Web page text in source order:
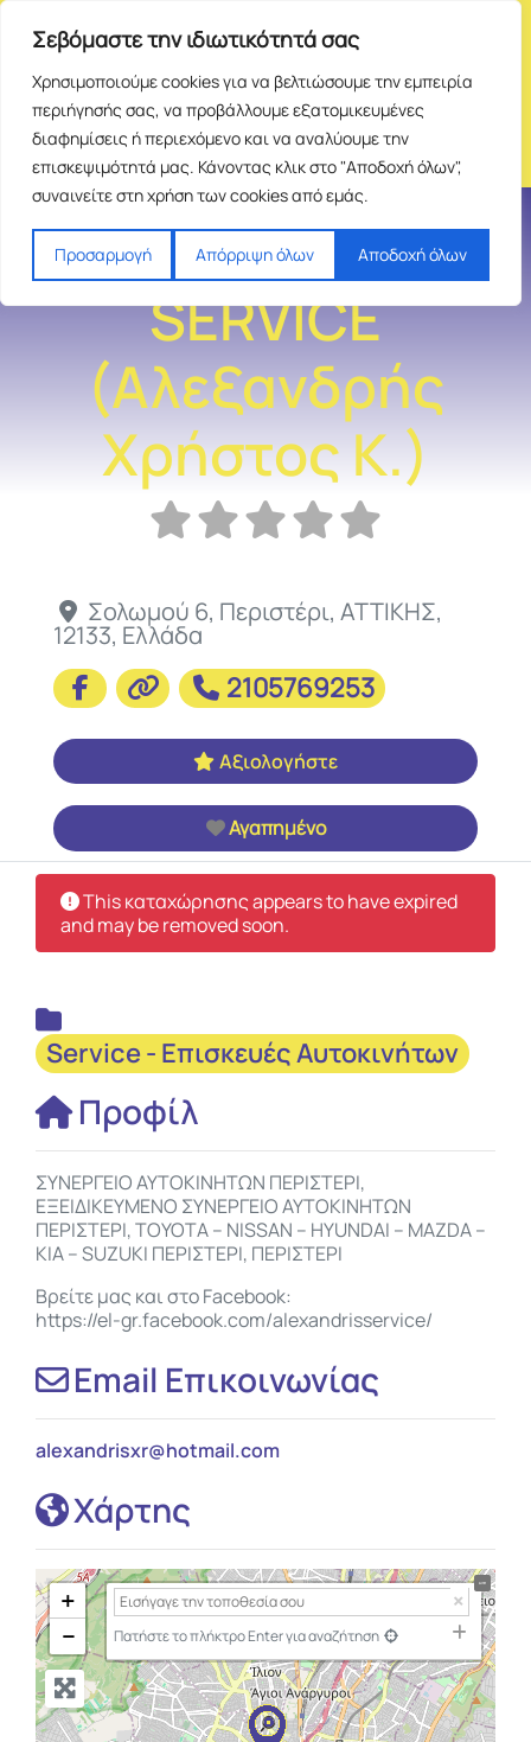
Σεβόμαστε την ιδιωτικότητά σας
Χρησιμοποιούμε cookies για να βελτιώσουμε την εμπειρία
περιήγησής σας, να προβάλλουμε εξατομικευμένες
διαφημίσεις ή περιεχόμενο και να αναλύουμε την
επισκεψιμότητά μας. Κάνοντας κλικ στο "Αποδοχή όλων",
συναινείτε στη χρήση των cookies από εμάς.
Προσαρμογή Απόρριψη όλων Αποδοχή όλων
ΑΛΕΞΑΝΔΡΗΣ
SERVICE
(Αλεξανδρής
Χρήστος Κ.)
Σολωμού 6, Περιστέρι, ΑΤΤΙΚΗΣ,
12133, Ελλάδα
2105769253
Αξιολογήστε
Αγαπημένο
This καταχώρησης appears to have expired
and may be removed soon.
Service - Επισκευές Αυτοκινήτων
Προφίλ
ΣΥΝΕΡΓΕΙΟ ΑΥΤΟΚΙΝΗΤΩΝ ΠΕΡΙΣΤΕΡΙ,
ΕΞΕΙΔΙΚΕΥΜΕΝΟ ΣΥΝΕΡΓΕΙΟ ΑΥΤΟΚΙΝΗΤΩΝ
ΠΕΡΙΣΤΕΡΙ, TOYOTA – NISSAN – HYUNDAI – MAZDA –
KIA – SUZUKI ΠΕΡΙΣΤΕΡΙ, ΠΕΡΙΣΤΕΡΙ
Βρείτε μας και στο Facebook:
https://el-gr.facebook.com/alexandrisservice/
Email Επικοινωνίας
alexandrisxr@hotmail.com
Χάρτης
+
−
Πατήστε το πλήκτρο Enter για αναζήτηση